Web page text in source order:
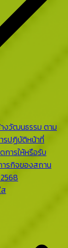
งวัฒนธรรม ตาม
รปฏิบัติหน้าที่
การให้หรือรับ
รกิจของสถาน